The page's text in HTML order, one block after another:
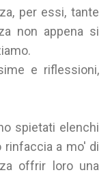
per essi, tante
non appena si
e riflessioni,
spietati elenchi
rinfaccia a mo' di
offrir loro una